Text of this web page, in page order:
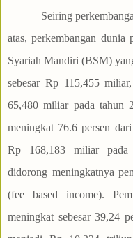
Seiring
atas, perkembangan
Syariah Mandiri (BSM)
sebesar Rp 115,455
65,480 miliar pada tahun
meningkat 76.6 persen
Rp 168,183 miliar pada
didorong meningkatnya
(fee based income).
meningkat sebesar 39,24